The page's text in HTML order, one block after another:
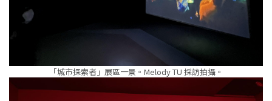
「城市探索者」展區一景。Melody TU 採訪拍攝。